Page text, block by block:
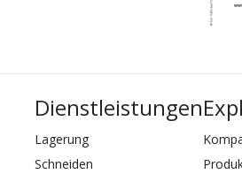
Dienstleistungen
Lagerung
Schneiden